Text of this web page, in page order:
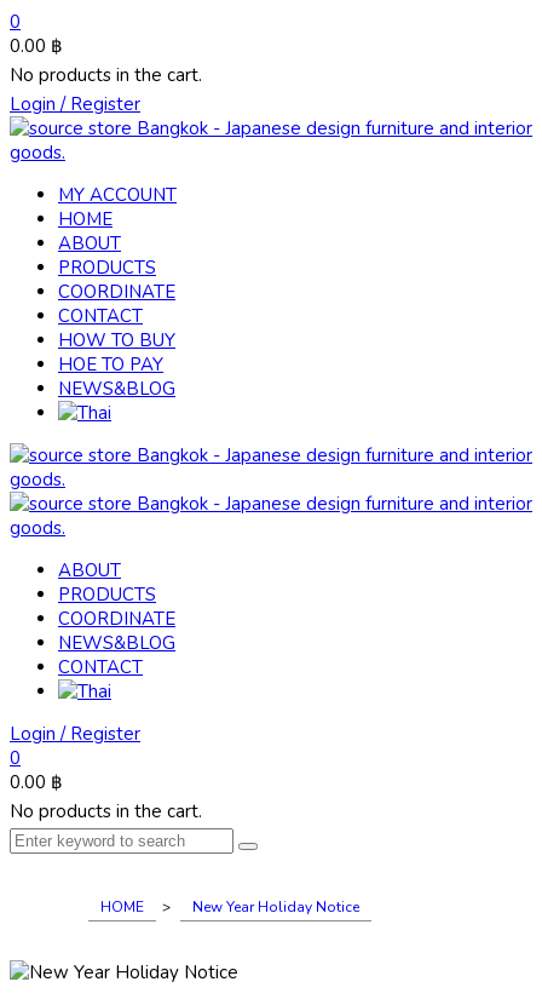
0
0.00 ฿
No products in the cart.
Login / Register
MY ACCOUNT
HOME
ABOUT
PRODUCTS
COORDINATE
CONTACT
HOW TO BUY
HOE TO PAY
NEWS&BLOG
ABOUT
PRODUCTS
COORDINATE
NEWS&BLOG
CONTACT
Login / Register
0
0.00 ฿
No products in the cart.
HOME > New Year Holiday Notice